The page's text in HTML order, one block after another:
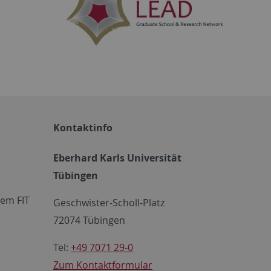
FIT
Kontaktinfo
Eberhard Karls Universität
Tübingen
Geschwister-Scholl-Platz
72074 Tübingen
Tel: +49 7071 29-0
Zum Kontaktformular